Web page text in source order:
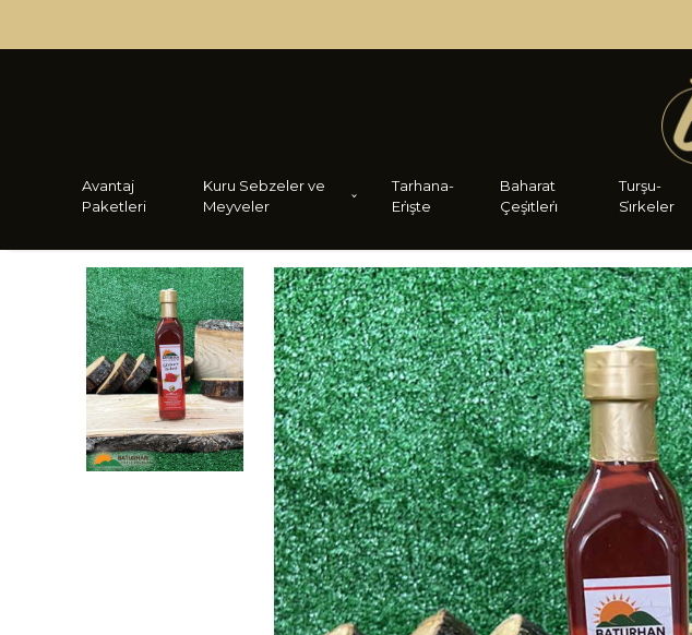
Avantaj
Paketleri
Kuru Sebzeler ve
Meyveler
Tarhana-
Eri̇şte
Baharat
Çeşi̇tleri̇
Turşu-
Si̇rkeler